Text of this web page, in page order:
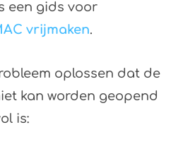
een gids voor
vrijmaken.
oplossen dat de
kan worden geopend
is: